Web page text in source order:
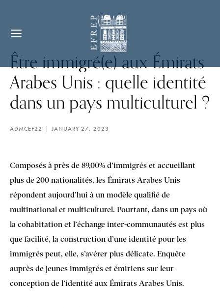
Être immigré(e) aux Émirats
Arabes Unis : quelle identité
dans un pays multiculturel ?
ADMCEF22 JANUARY 27, 2023
Composés à près de 89,00% d’immigrés et accueillant
plus de 200 nationalités, les Émirats Arabes Unis
répondent aujourd’hui à un modèle qualifié de
multinational et multiculturel. Pourtant, dans un pays où
la cohabitation et l’échange inter-communautés est plus
que facilité, la construction d’une identité pour les
immigrés peut, elle, s’avérer plus délicate. Enquête
auprès de jeunes immigrés et émiriens sur leur
conception de l’identité aux Émirats Arabes Unis.